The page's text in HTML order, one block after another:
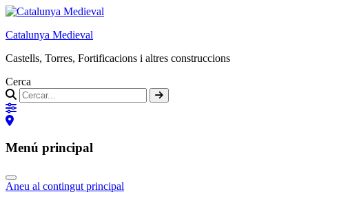
Catalunya Medieval
Castells, Torres, Fortificacions i altres construccions
Cerca
Menú principal
Aneu al contingut principal